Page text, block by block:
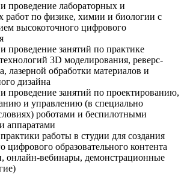
проведение лабораторных и
работ по физике, химии и биологии с
высокоточного цифрового
проведение занятий по практике
3D моделирования, реверс-
лазерной обработки материалов и
дизайна
проведение занятий по проектированию,
и управлению (в специально
роботами и беспилотными
аппаратами
работы в студии для создания
цифрового образовательного контента
онлайн-вебинары, демонстрационные